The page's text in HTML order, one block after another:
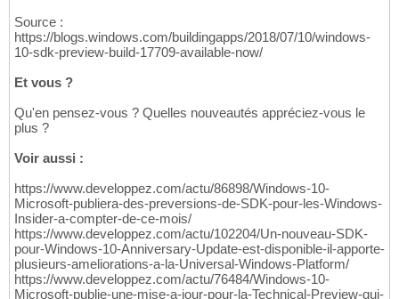
Source :
https://blogs.windows.com/buildingapps/2018/07/10/windows-
10-sdk-preview-build-17709-available-now/
Et vous ?
Qu'en pensez-vous ? Quelles nouveautés appréciez-vous le
plus ?
Voir aussi :
https://www.developpez.com/actu/86898/Windows-10-
Microsoft-publiera-des-preversions-de-SDK-pour-les-Windows-
Insider-a-compter-de-ce-mois/
https://www.developpez.com/actu/102204/Un-nouveau-SDK-
pour-Windows-10-Anniversary-Update-est-disponible-il-apporte-
plusieurs-ameliorations-a-la-Universal-Windows-Platform/
https://www.developpez.com/actu/76484/Windows-10-
Microsoft-publie-une-mise-a-jour-pour-la-Technical-Preview-qui-